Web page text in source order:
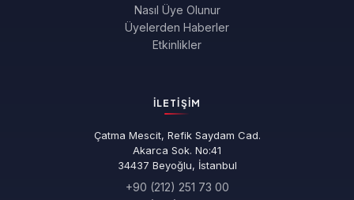
Nasıl Üye Olunur
Üyelerden Haberler
Etkinlikler
İLETIŞIM
Çatma Mescit, Refik Saydam Cad.
Akarca Sok. No:41
34437 Beyoğlu, İstanbul
+90 (212) 251 73 00